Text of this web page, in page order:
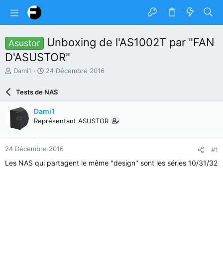
Asustor
Unboxing de l'AS1002T par "FAN
D'ASUSTOR"
A
s
u
e
Dami1
D
t
e
e
d
b
u
24 Décembre 2016
Tests de NAS
Dami1
Représentant ASUSTOR
24 Décembre 2016 #1
Les NAS qui partagent le même "design" sont les séries 10/31/32